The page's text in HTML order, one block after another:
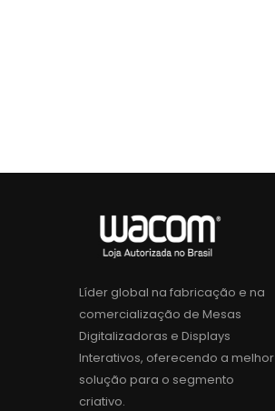
Líder global na fabricação e na
comercialização de Mesas
Digitalizadoras e Displays
Interativos, oferecendo a melhor
solução para o segmento
criativo.